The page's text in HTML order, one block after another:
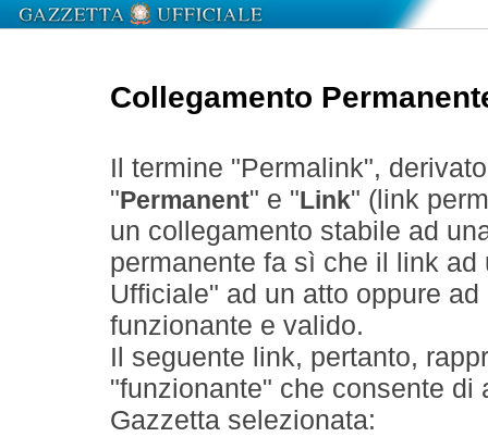
Collegamento
Il termine "Permalink",
" Permanent" e " Link" (link
un collegamento stabile ad
permanente fa sì che il link
Ufficiale" ad un atto oppure
funzionante e valido.
Il seguente link, pertanto,
"funzionante" che consente
Gazzetta selezionata: